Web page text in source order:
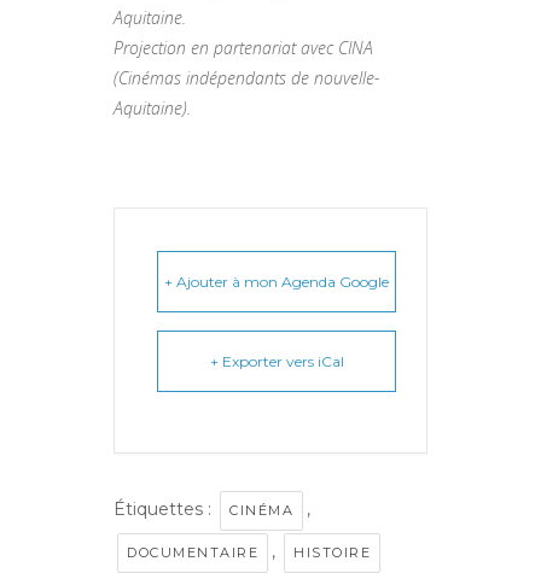
Aquitaine.
Projection en partenariat avec CINA
(Cinémas indépendants de nouvelle-
Aquitaine).
+ Ajouter à mon Agenda Google
+ Exporter vers iCal
Étiquettes : CINÉMA ,
DOCUMENTAIRE , HISTOIRE